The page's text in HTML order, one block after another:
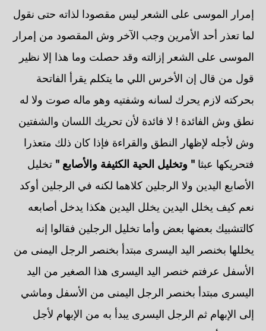
إمرار الموسى على الشعر ليس مقصودا لذاته حتى نقول
لما تعذر أحد الأمرين وجب الآخر وش المقصود من إمرار
الموسى على الشعر إزالته وقد حصلت وما هذا إلا نظير
قول من قال إن الأخرس اللي ما يتكلم يقرأ الفاتحة
بحركته لازم يحرك لسانه وشفتيه وهو ماله صوت ولا له
نطق وش الفائدة ! لا فائدة لأن تحريك اللسان والشفتين
وش لأجله لإظهار النطق والقراءة فإذا كان ذلك متعذرا
فتحريكها عبثا " وتخليل الحية الكثيفة والأصابع " تخليل
الأصابع اليدين ولا الرجلين كلاهما لكنه في الرجلين أوكد
نعم كيف يخلل اليدين يخلل اليدين هكذا يدخل أصابعه
كالتشبيك بعضها بعض وأما تخليل الرجلين فقالوا إنه
يخللها بخنصر اليد اليسرى مبتدأ بخنصر الرجل اليمنى من
الأسفل عرفتم خنصر اليد اليسرى هذا الصغير من اليد
اليسرى مبتدأ بخنصر الرجل اليمنى من الأسفل وماشي
إلى الإبهام ثم الرجل اليسرى يبدأ به من الإبهام لأجل